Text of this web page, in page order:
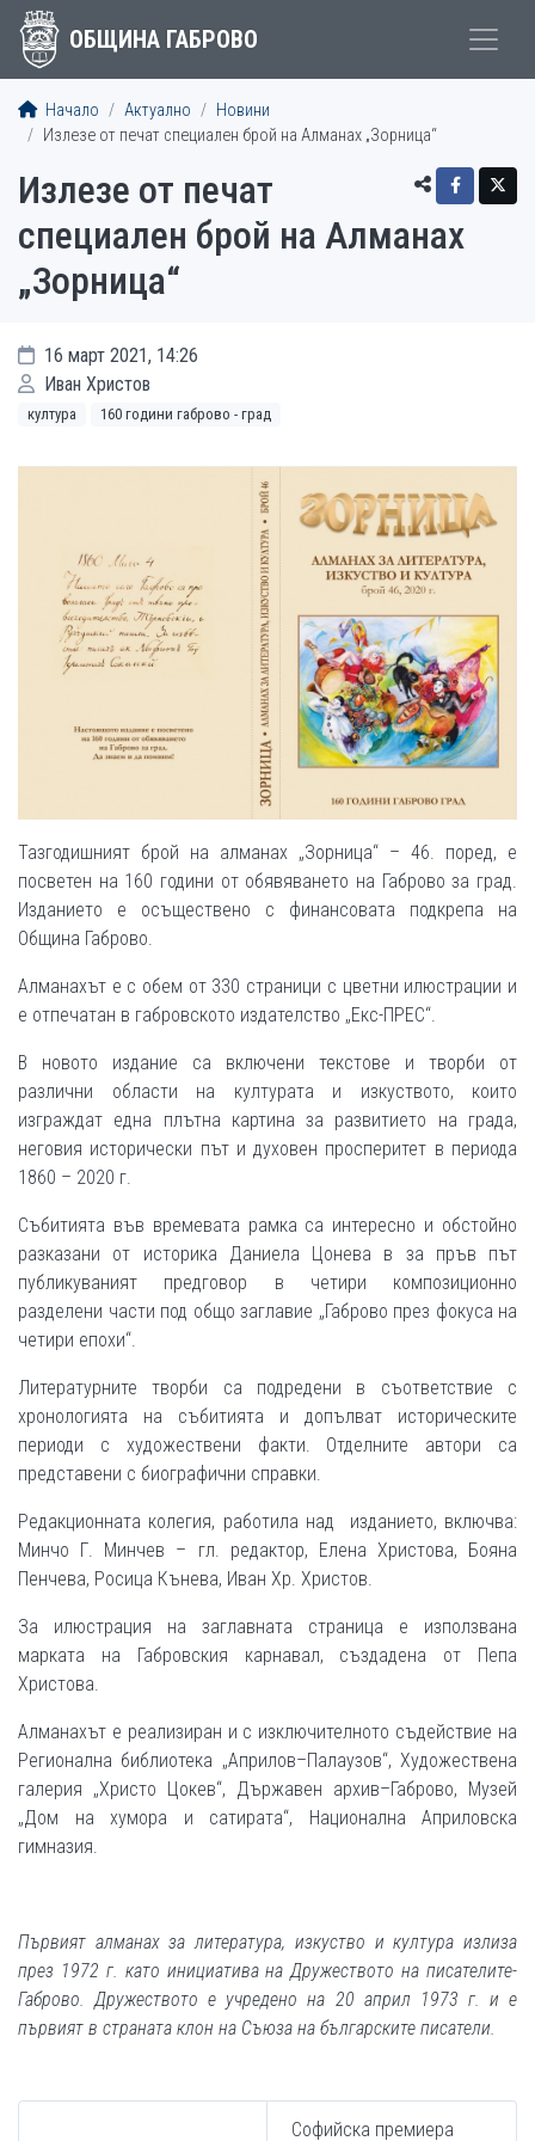
ОБЩИНА ГАБРОВО
Начало Актуално
Новини
Излезе от печат специален брой на Алманах „Зорница“
Излезе от печат
специален брой на Алманах
„Зорница“
16 март 2021, 14:26
Иван Христов
култура 160 години габрово - град
Тазгодишният брой на алманах „Зорница“ – 46. поред, е
посветен на 160 години от обявяването на Габрово за град.
Изданието е осъществено с финансовата подкрепа на
Община Габрово.
Алманахът е с обем от 330 страници с цветни илюстрации и
е отпечатан в габровското издателство „Екс-ПРЕС“.
В новото издание са включени текстове и творби от
различни области на културата и изкуството, които
изграждат една плътна картина за развитието на града,
неговия исторически път и духовен просперитет в периода
1860 – 2020 г.
Събитията във времевата рамка са интересно и обстойно
разказани от историка Даниела Цонева в за пръв път
публикуваният предговор в четири композиционно
разделени части под общо заглавие „Габрово през фокуса на
четири епохи“.
Литературните творби са подредени в съответствие с
хронологията на събитията и допълват историческите
периоди с художествени факти. Отделните автори са
представени с биографични справки.
Редакционната колегия, работила над изданието, включва:
Минчо Г. Минчев – гл. редактор, Елена Христова, Бояна
Пенчева, Росица Кънева, Иван Хр. Христов.
За илюстрация на заглавната страница е използвана
марката на Габровския карнавал, създадена от Пепа
Христова.
Алманахът е реализиран и с изключителното съдействие на
Регионална библиотека „Априлов–Палаузов“, Художествена
галерия „Христо Цокев“, Държавен архив–Габрово, Музей
„Дом на хумора и сатирата“, Национална Априловска
гимназия.
Първият алманах за литература, изкуство и култура излиза
през 1972 г. като инициатива на Дружеството на писателите-
Габрово. Дружеството е учредено на 20 април 1973 г. и е
първият в страната клон на Съюза на българските писатели.
Софийска премиера